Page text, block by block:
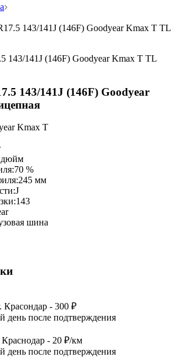
143/141J (146F) Goodyear Kmax T TL
143/141J (146F) Goodyear
Kmax T
дюйм
:70 %
:245 мм
:J
:143
шина
Красондар - 300 ₽
день после подтверждения
Краснодар - 20 ₽/км
день после подтверждения